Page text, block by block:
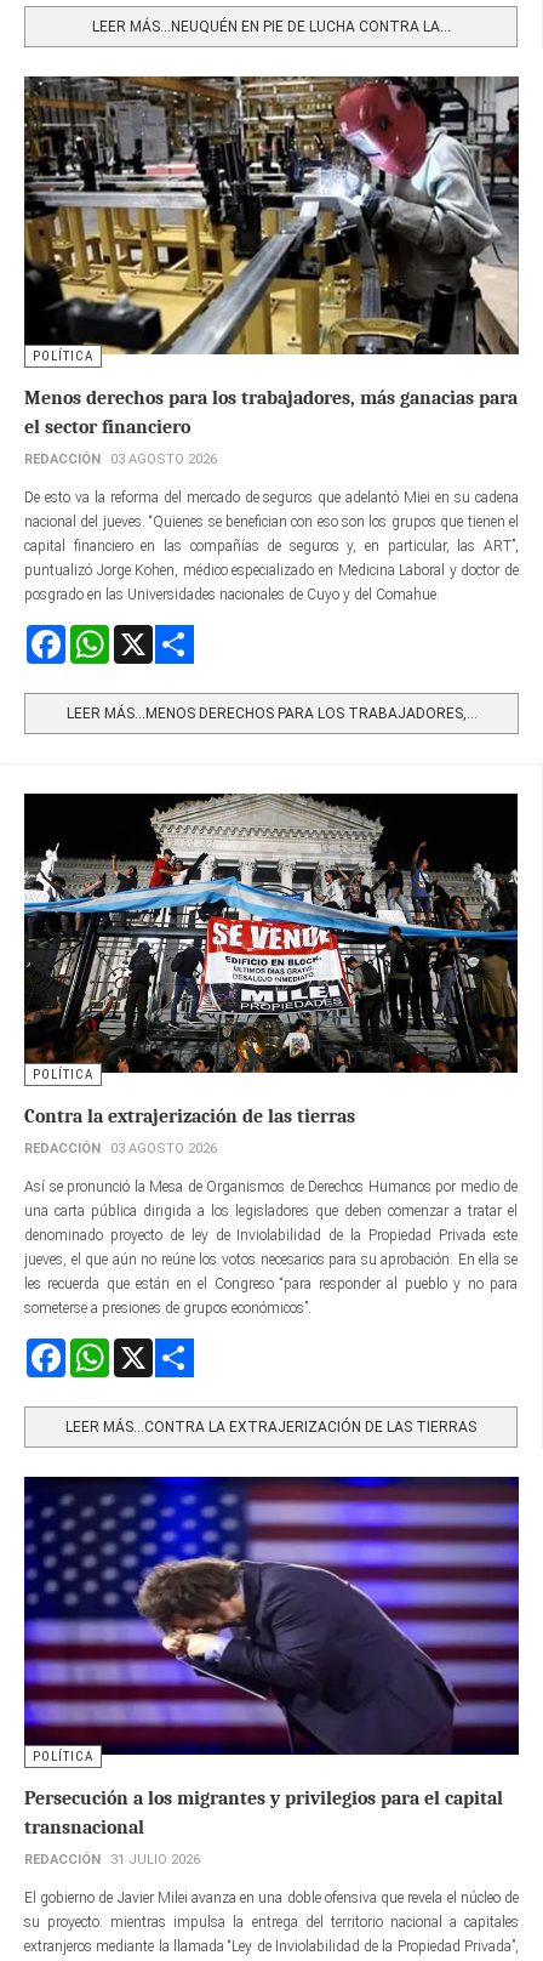
LEER MÁS…NEUQUÉN EN PIE DE LUCHA CONTRA LA...
POLÍTICA
Menos derechos para los trabajadores, más ganacias para
el sector financiero
REDACCIÓN 03 AGOSTO 2026
De esto va la reforma del mercado de seguros que adelantó Miei en su cadena
nacional del jueves. “Quienes se benefician con eso son los grupos que tienen el
capital financiero en las compañías de seguros y, en particular, las ART”,
puntualizó Jorge Kohen, médico especializado en Medicina Laboral y doctor de
posgrado en las Universidades nacionales de Cuyo y del Comahue.
FacebookWhatsApp
LEER MÁS…MENOS DERECHOS PARA LOS TRABAJADORES,...
POLÍTICA
Contra la extrajerización de las tierras
REDACCIÓN 03 AGOSTO 2026
Así se pronunció la Mesa de Organismos de Derechos Humanos por medio de
una carta pública dirigida a los legisladores que deben comenzar a tratar el
denominado proyecto de ley de Inviolabilidad de la Propiedad Privada este
jueves, el que aún no reúne los votos necesarios para su aprobación. En ella se
les recuerda que están en el Congreso “para responder al pueblo y no para
someterse a presiones de grupos económicos”.
FacebookWhatsApp
LEER MÁS…CONTRA LA EXTRAJERIZACIÓN DE LAS TIERRAS
POLÍTICA
Persecución a los migrantes y privilegios para el capital
transnacional
REDACCIÓN 31 JULIO 2026
El gobierno de Javier Milei avanza en una doble ofensiva que revela el núcleo de
su proyecto: mientras impulsa la entrega del territorio nacional a capitales
extranjeros mediante la llamada “Ley de Inviolabilidad de la Propiedad Privada”,